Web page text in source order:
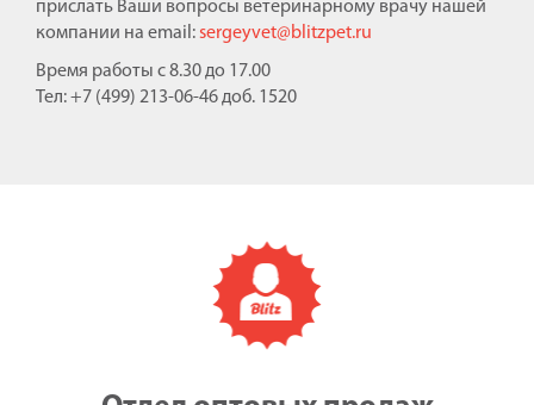
прислать Ваши вопросы ветеринарному врачу нашей
компании на email:sergeyvet@blitzpet.ru
Время работы с 8.30 до 17.00
Тел: +7 (499) 213-06-46 доб. 1520